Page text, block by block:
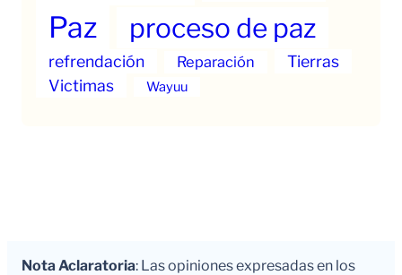
Paz proceso de paz
refrendación Reparación
Tierras
Victimas
Wayuu
Nota Aclaratoria: Las opiniones expresadas en los